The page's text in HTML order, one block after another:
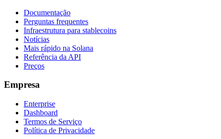
Documentação
Perguntas frequentes
Infraestrutura para stablecoins
Notícias
Mais rápido na Solana
Referência da API
Preços
Empresa
Enterprise
Dashboard
Termos de Serviço
Política de Privacidade